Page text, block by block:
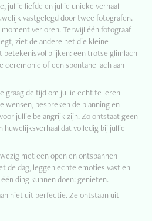
jullie liefde en jullie unieke verhaal
vastgelegd door twee fotografen.
verloren. Terwijl één fotograaf
ziet de andere net die kleine
betekenisvol blijken: een trotse glimlach
ceremonie of een spontane lach aan
graag de tijd om jullie echt te leren
wensen, bespreken de planning en
jullie belangrijk zijn. Zo ontstaat geen
huwelijksverhaal dat volledig bij jullie
met een open en ontspannen
de dag, leggen echte emoties vast en
ding kunnen doen: genieten.
niet uit perfectie. Ze ontstaan uit